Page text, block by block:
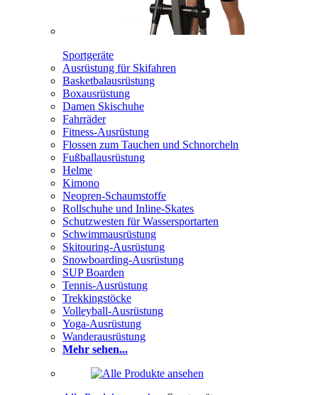
Sportgeräte
Ausrüstung für Skifahren
Basketbalausrüstung
Boxausrüstung
Damen Skischuhe
Fahrräder
Fitness-Ausrüstung
Flossen zum Tauchen und Schnorcheln
Fußballausrüstung
Helme
Kimono
Neopren-Schaumstoffe
Rollschuhe und Inline-Skates
Schutzwesten für Wassersportarten
Schwimmausrüstung
Skitouring-Ausrüstung
Snowboarding-Ausrüstung
SUP Boarden
Tennis-Ausrüstung
Trekkingstöcke
Volleyball-Ausrüstung
Yoga-Ausrüstung
Wanderausrüstung
Mehr sehen...